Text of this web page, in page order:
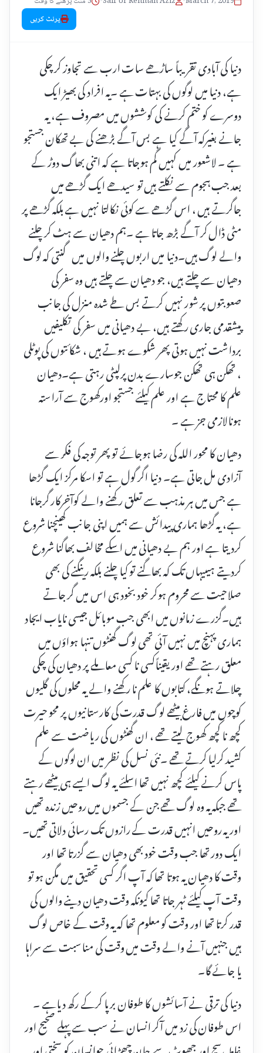
پرنٹ کریں
دنیا کی آبادی تقریباً ساڑھے سات ارب سے تجاوز کر چکی
ہے، دنیا میں لوگوں کی بہتات ہے ۔یہ افراد کی بھیڑ ایک
دوسرے کو ختم کرنے کی کوششوں میں مصروف ہے، یہ
جانے بغیرکہ آگے کیا ہے بس آگے بڑھنے کی بے تھکان جستجو
ہے ۔ لاشعور میں کہیں گم ہوجاتا ہے کہ اتنی بھاگ دوڑ کے
بعد جب ہجوم سے نکلتے ہیں تو سیدھے ایک گڑھے میں
جاگرتے ہیں ، اس گڑھے سے کوئی نکالتا نہیں ہے بلکہ گڑھے پر
مٹی ڈال کر آگے بڑھ جاتا ہے ۔ہم دھیان سے ہٹ کر چلنے
والے لوگ ہیں۔دنیا میں اربوں چلنے والوں میں گنتی کہ لوگ
دھیان سے چلتے ہیں، جو دھیان سے چلتے ہیں وہ سفر کی
صعوبتوں پر شور نہیں کرتے بس طے شدہ منزل کی جانب
پیشقدمی جاری رکھتے ہیں، بے دھیانی میں سفر کی تکلیفیں
برداشت نہیں ہوتی پھر شکوے ہوتے ہیں ، شکائتوں کی پوٹلی
، تھکن ہی تھکن جوسارے بدن پرلپٹی رہتی ہے۔دھیان
علم کا محتاج ہے اور علم کیلئے جستجو اورکھوج سے آراستہ
ہونالازمی جز ہے ۔
دھیان کا محور اللہ کی رضا ہوجائے تو پھر توجہ کی فکر سے
آزادی مل جاتی ہے۔ دنیا اگر گول ہے تو اسکا مرکز ایک گڑھا
ہے جس میں ہر مذہب سے تعلق رکھنے والے کوآخرکار گرجانا
ہے، یہ گڑھا ہماری پیدائش سے ہمیں اپنی جانب کھینچنا شروع
کردیتا ہے اور ہم بے دھیانی میں اسکے مخالف بھاگنا شروع
کردیتے ہیںیہاں تک کہ بھاگنے تو کیا چلنے بلکہ رینگنے کی بھی
صلاحیت سے محروم ہوکر خود بخود ہی اس میں گر جاتے
ہیں۔گزرے زمانوں میں ابھی جب موبائل جیسی نایاب ایجاد
ہماری پہنچ میں نہیں آئی تھی لوگ گھنٹوں تنہا ہواؤں میں
معلق رہتے تھے اور یقیناًکسی نا کسی معاملے پر دھیان کی چکی
چلاتے ہونگے، کتابوں کا علم نا رکھنے والے یہ محلوں کی گلیوں
کوچوں میں فارغ بیٹھے لوگ قدرت کی کارستانیوں پر محو حیرت
کچھ نا کچھ کھوج لیتے تھے ، ان گھنٹوں کی ریاضت سے علم
کشید کرلیا کرتے تھے ۔نئی نسل کی نظر میں ان لوگوں کے
پاس کرنے کیلئے کچھ نہیں تھا اسلئے یہ لوگ ایسے ہی بیٹھے رہتے
تھے جبکہ یہ وہ لوگ تھے جن کے جسموں میں روحیں زندہ تھیں
اور یہ روحیں انہیں قدرت کے رازوں تک رسائی دلاتی تھیں۔
ایک دور تھا جب وقت خود بھی دھیان سے گزرتا تھا اور
وقت کا دھیان یہ ہوتا تھا کہ آپ اگر کسی تحقیق میں مگن ہو تو
وقت آپ کیلئے ٹہر جاتا تھا کیونکہ وقت دھیان دینے والوں کی
قدر کرتا تھا اور وقت کو معلوم تھا کہ یہ وقت کے خاص لوگ
ہیں جنہیں آنے والے وقت میں وقت کی مناسبت سے سراہا
یا جائے گا۔
دنیا کی ترقی نے آسائشوں کا طوفان برپا کرکے رکھ دیاہے ۔
اس طوفان کی زد میں آکر انسان نے سب سے پہلے صحیح اور